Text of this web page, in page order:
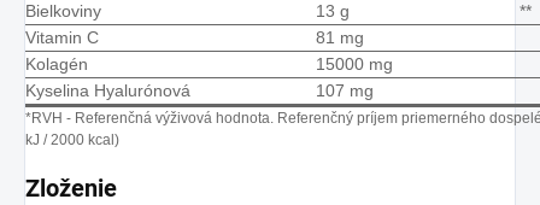
Bielkoviny
13 g
**
Vitamin C
81 mg
Kolagén
15000 mg
Kyselina Hyalurónová
107 mg
*RVH - Referenčná výživová hodnota. Referenčný príjem priemerného
kJ / 2000 kcal)
Zloženie